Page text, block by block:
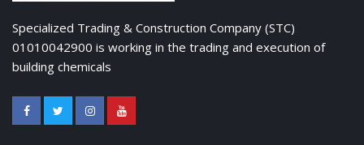
Specialized Trading & Construction Company (STC)
01010042900 is working in the trading and execution of
building chemicals